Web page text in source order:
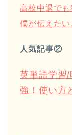
高校中退で
僕が伝えたい
人気記事②
英単語学習
強！使い方